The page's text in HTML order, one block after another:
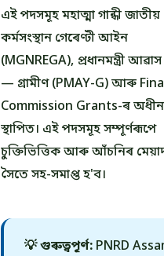
এই পদসমূহ মহাত্মা গান্ধী জাতীয়
কৰ্মসংস্থান গেৰেণ্টী আইন
(MGNREGA), প্ৰধানমন্ত্ৰী
— গ্ৰামীণ (PMAY-G) আৰু
Commission Grants-ৰ
স্থাপিত। এই পদসমূহ সম্পূৰ্ণৰূপে
চুক্তিভিত্তিক আৰু আঁচনিৰ
সৈতে সহ-সমাপ্ত হ'ব।
💡 গুৰুত্বপূৰ্ণ:PNRD